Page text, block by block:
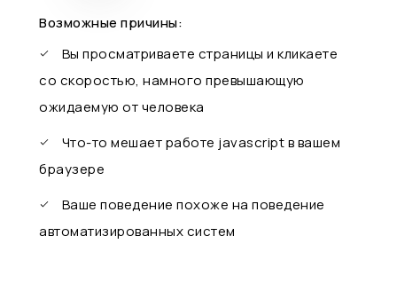
Возможные причины:
Вы просматриваете страницы и кликаете
со скоростью, намного превышающую
ожидаемую от человека
Что-то мешает работе javascript в вашем
браузере
Ваше поведение похоже на поведение
автоматизированных систем